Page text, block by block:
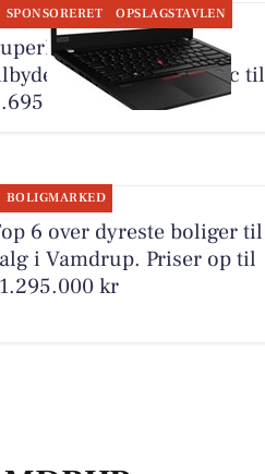
SPONSORERET OPSLAGSTAVLEN
Vamdrup
Lenovo bærbar pc til
kr.
BOLIGMARKED
6 over dyreste boliger til
i Vamdrup. Priser op til
kr